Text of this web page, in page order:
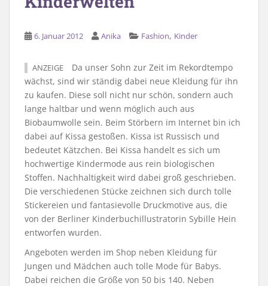
6. Januar 2012 Anika Fashion, Kinder
ANZEIGE
Da unser Sohn zur Zeit im Rekordtempo
wächst, sind wir ständig dabei neue Kleidung für ihn
zu kaufen. Diese soll nicht nur schön, sondern auch
lange haltbar und wenn möglich auch aus
Biobaumwolle sein. Beim Störbern im Internet bin ich
dabei auf Kissa gestoßen. Kissa ist Russisch und
bedeutet Kätzchen. Bei Kissa handelt es sich um
hochwertige Kindermode aus rein biologischen
Stoffen. Nachhaltigkeit wird dabei groß geschrieben.
Die verschiedenen Stücke zeichnen sich durch tolle
Stickereien und fantasievolle Druckmotive aus, die
von der Berliner Kinderbuchillustratorin Sybille Hein
entworfen wurden.
Angeboten werden im Shop neben Kleidung für
Jungen und Mädchen auch tolle Mode für Babys.
Dabei reichen die Größe von 50 bis 140. Neben